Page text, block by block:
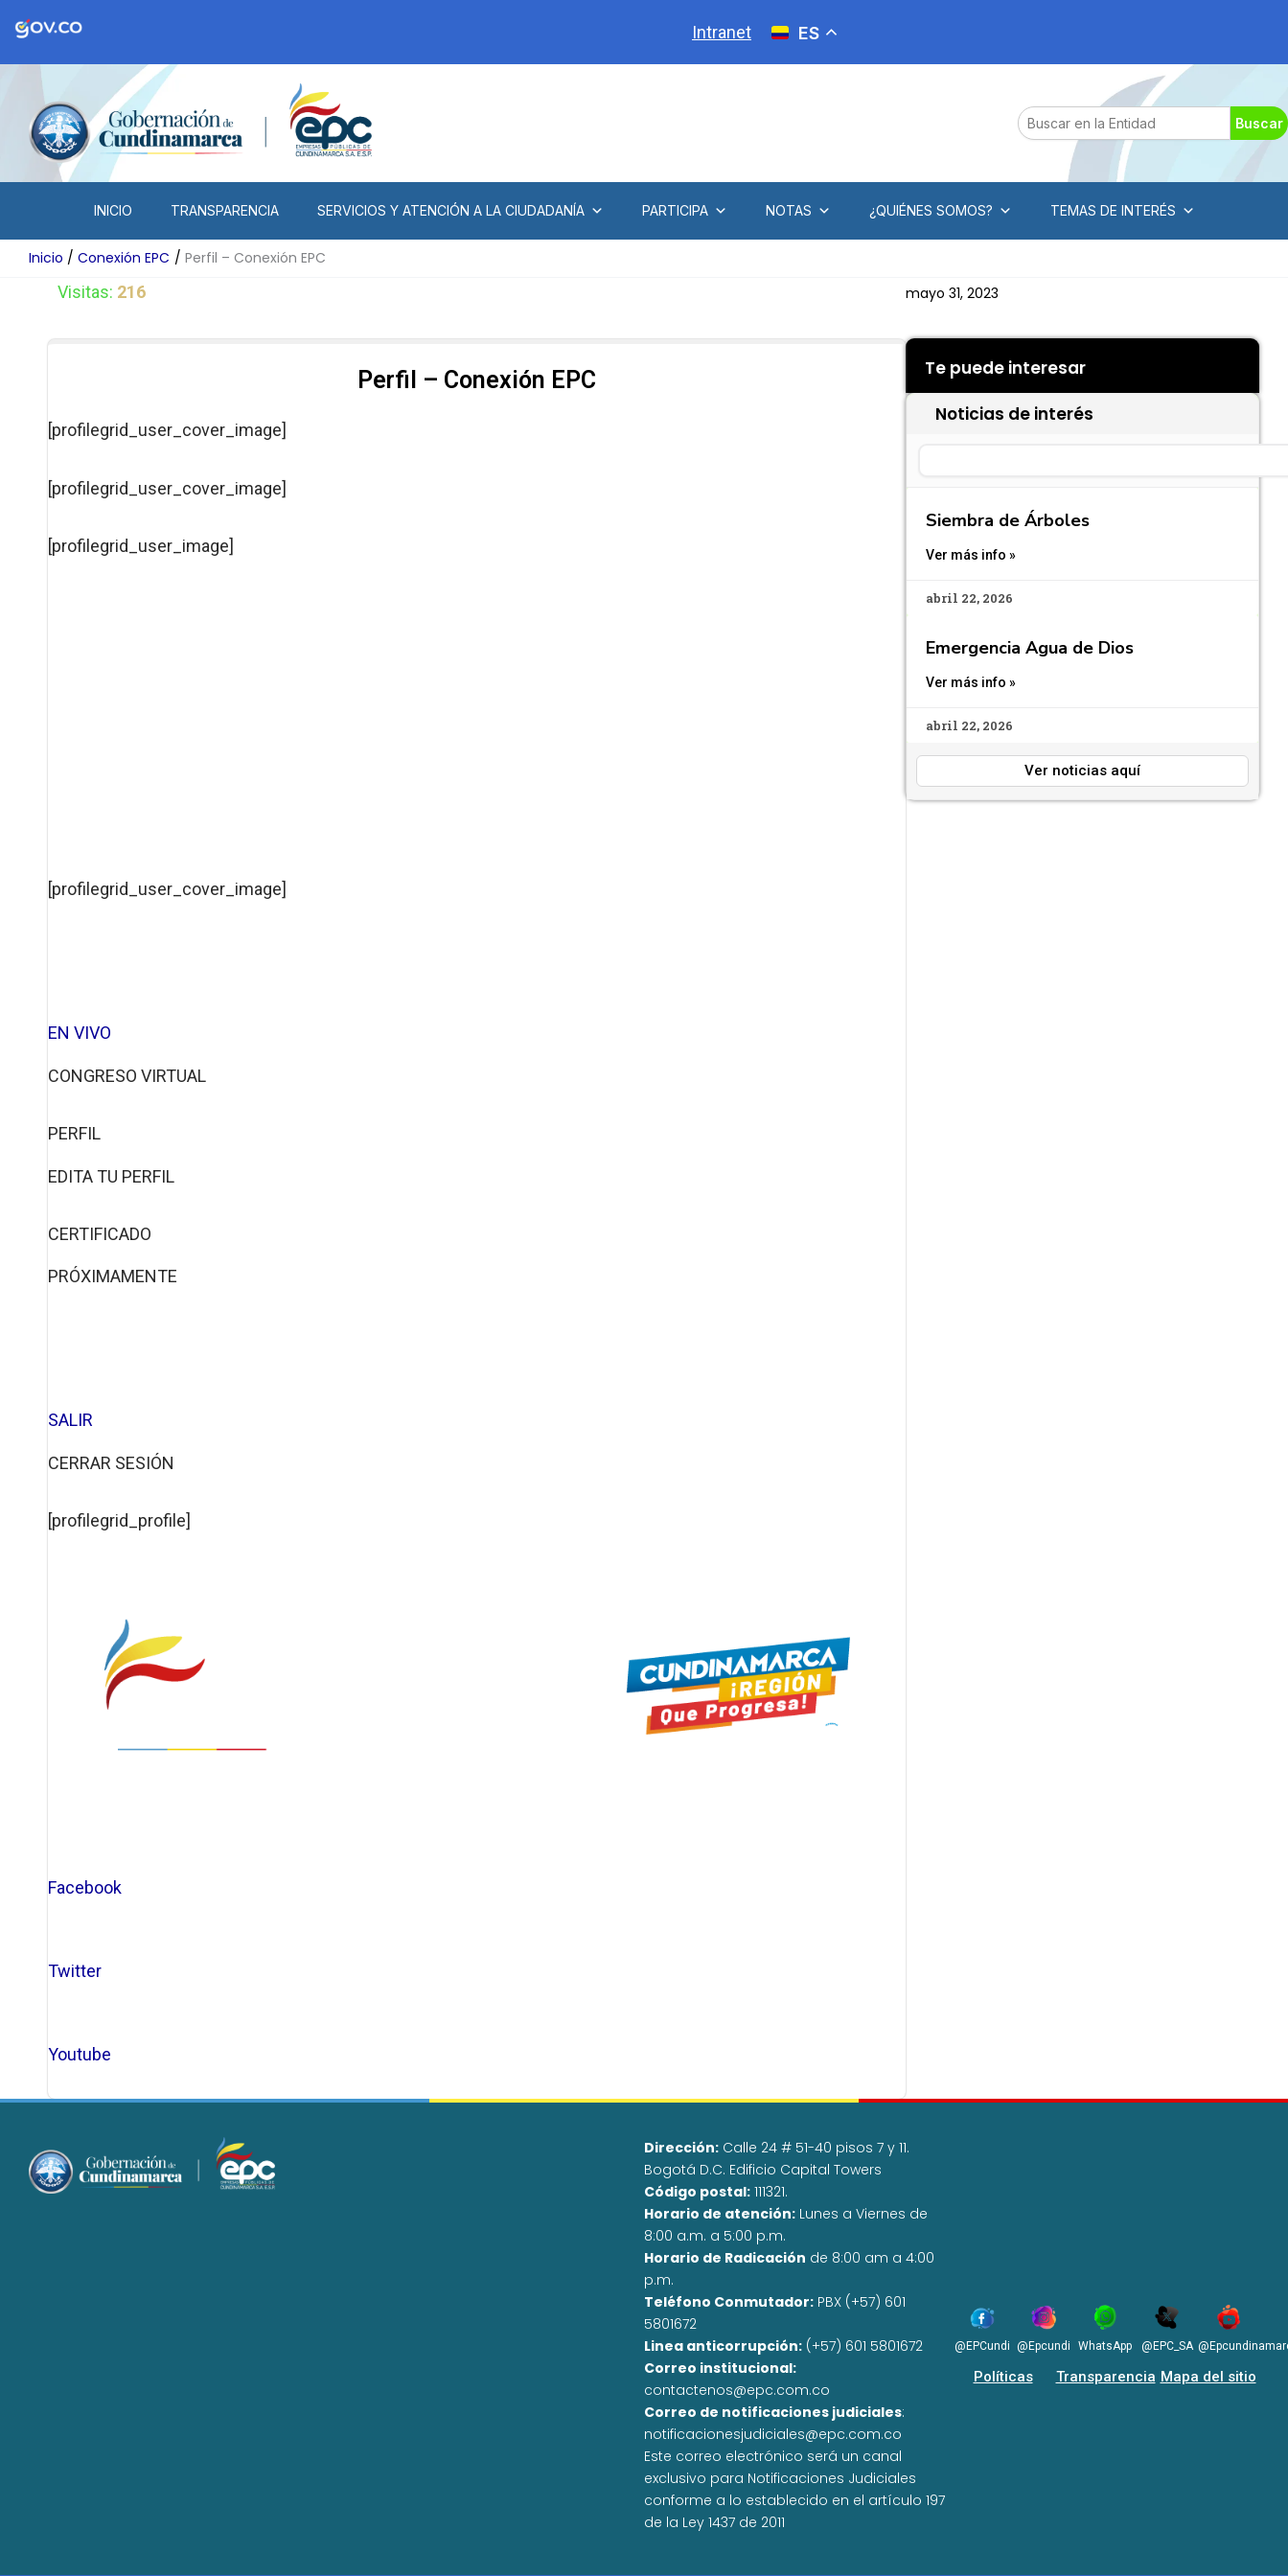
contenido
Intranet ES
Search Buscar
INICIO TRANSPARENCIA SERVICIOS Y ATENCIÓN A LA CIUDADANÍA PARTICIPA NOTAS ¿QUIÉNES SOMOS? TEMAS DE INTERÉS
Inicio Conexión EPC
Perfil – Conexión EPC
mayo 31, 2023
Te puede interesar
Noticias de interés
Siembra de Árboles
Ver más info »
abril 22, 2026
Emergencia Agua de Dios
Ver más info »
abril 22, 2026
Ver noticias aquí
Visitas: 216
Perfil – Conexión EPC
[profilegrid_user_cover_image]
[profilegrid_user_cover_image]
[profilegrid_user_image]
[profilegrid_user_cover_image]
EN VIVO
CONGRESO VIRTUAL
PERFIL
EDITA TU PERFIL
CERTIFICADO
PRÓXIMAMENTE
SALIR
CERRAR SESIÓN
[profilegrid_profile]
Facebook
Twitter
Youtube
Dirección: Calle 24 # 51-40 pisos 7 y 11.
Bogotá D.C. Edificio Capital Towers
Código postal: 111321.
Horario de atención: Lunes a Viernes de
8:00 a.m. a 5:00 p.m.
Horario de Radicación de 8:00 am a 4:00
p.m.
Teléfono Conmutador: PBX (+57) 601
5801672
Linea anticorrupción: (+57) 601 5801672
Correo institucional:
contactenos@epc.com.co
Correo de notificaciones judiciales:
notificacionesjudiciales@epc.com.co
Este correo electrónico será un canal
exclusivo para Notificaciones Judiciales
conforme a lo establecido en el artículo 197
de la Ley 1437 de 2011
@EPCundi @Epcundi WhatsApp @EPC_SA
Políticas Transparencia Mapa del sitio